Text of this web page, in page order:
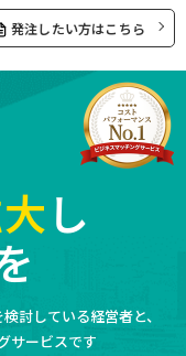
発注したい方はこちら
し
討している経営者と、
サービスです